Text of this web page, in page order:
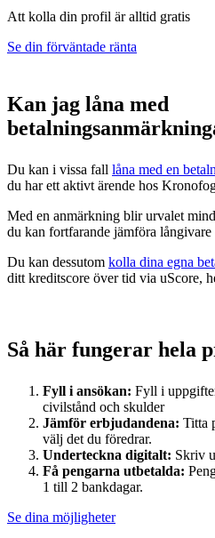
Att kolla din profil är alltid gratis
Se din förväntade ränta
Kan jag låna med
Du kan i vissa fall låna med en
du har ett aktivt ärende hos
Med en anmärkning blir urvalet
du kan fortfarande jämföra långivare
Du kan dessutom kolla dina egna
ditt kreditscore över tid via uScore,
Så här fungerar hela
Fyll i ansökan: Fyll i
civilstånd och skulder
Jämför erbjudandena: Titta
välj det du föredrar.
Underteckna digitalt: Skriv
Få pengarna utbetalda:
1 till 2 bankdagar.
Se dina möjligheter